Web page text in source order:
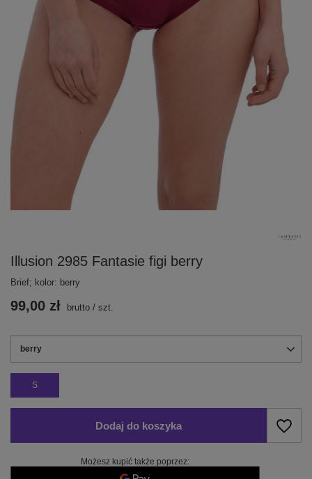
Illusion 2985 Fantasie figi berry
Brief; kolor: berry
berry
S
99,00 zł brutto / szt.
Dodaj do koszyka
Możesz kupić także poprzez: